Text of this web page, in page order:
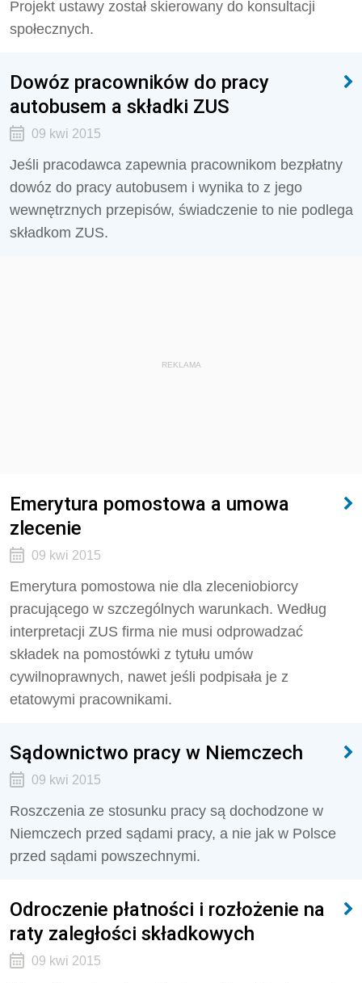
Projekt ustawy został skierowany do konsultacji
społecznych.
Dowóz pracowników do pracy
autobusem a składki ZUS
09 kwi 2015
Jeśli pracodawca zapewnia pracownikom bezpłatny
dowóz do pracy autobusem i wynika to z jego
wewnętrznych przepisów, świadczenie to nie podlega
składkom ZUS.
REKLAMA
Emerytura pomostowa a umowa
zlecenie
09 kwi 2015
Emerytura pomostowa nie dla zleceniobiorcy
pracującego w szczególnych warunkach. Według
interpretacji ZUS firma nie musi odprowadzać
składek na pomostówki z tytułu umów
cywilnoprawnych, nawet jeśli podpisała je z
etatowymi pracownikami.
Sądownictwo pracy w Niemczech
09 kwi 2015
Roszczenia ze stosunku pracy są dochodzone w
Niemczech przed sądami pracy, a nie jak w Polsce
przed sądami powszechnymi.
Odroczenie płatności i rozłożenie na
raty zaległości składkowych
09 kwi 2015